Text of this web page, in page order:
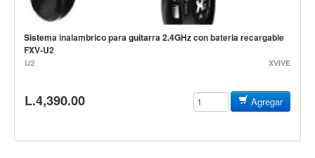
Teclado
Teclado Digital
Piano Digital
Controladores
Amplificadores
Sistema inalambrico para guitarra 2.4GHz con bateria recargable
FXV-U2
U2 XVIVE
L.4,390.00 Agregar